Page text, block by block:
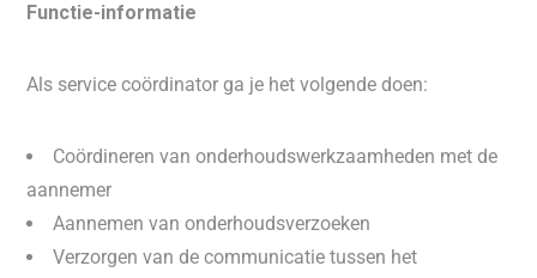
Functie-informatie
Als service coördinator ga je het volgende doen:
Coördineren van onderhoudswerkzaamheden met de
aannemer
Aannemen van onderhoudsverzoeken
Verzorgen van de communicatie tussen het